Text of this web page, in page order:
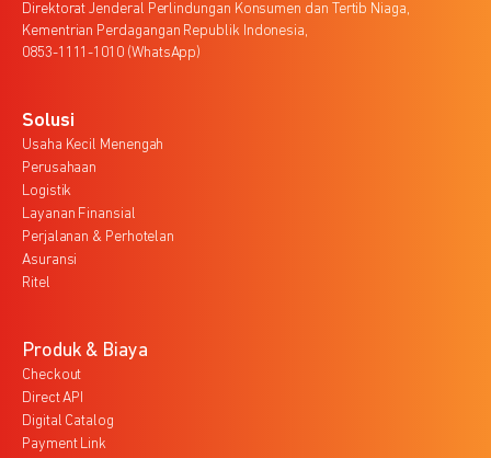
Direktorat Jenderal Perlindungan Konsumen dan Tertib Niaga,
Kementrian Perdagangan Republik Indonesia,
0853-1111-1010 (WhatsApp)
Solusi
Usaha Kecil Menengah
Perusahaan
Logistik
Layanan Finansial
Perjalanan & Perhotelan
Asuransi
Ritel
Produk & Biaya
Checkout
Direct API
Digital Catalog
Payment Link